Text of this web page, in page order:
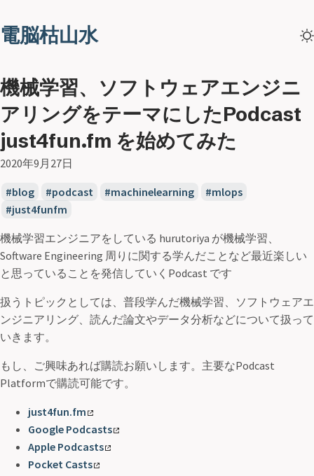
電脳枯山水
機械学習、ソフトウェアエンジニ
アリングをテーマにしたPodcast
just4fun.fm を始めてみた
2020年9月27日
blog podcast machinelearning
mlops
just4funfm
機械学習エンジニアをしている hurutoriya が機械学習、
Software Engineering 周りに関する学んだことなど最近楽しい
と思っていることを発信していくPodcast です
扱うトピックとしては、普段学んだ機械学習、ソフトウェアエ
ンジニアリング、読んだ論文やデータ分析などについて扱って
いきます。
もし、ご興味あれば購読お願いします。主要なPodcast
Platformで購読可能です。
just4fun.fm
Google Podcasts
Apple Podcasts
Pocket Casts